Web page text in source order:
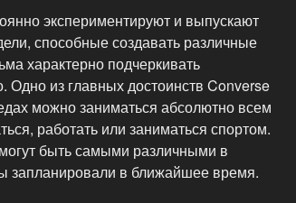
экспериментируют и выпускают
способные создавать различные
характерно подчеркивать
Одно из главных достоинств Converse
можно заниматься абсолютно всем
работать или заниматься спортом.
быть самыми различными в
запланировали в ближайшее время.